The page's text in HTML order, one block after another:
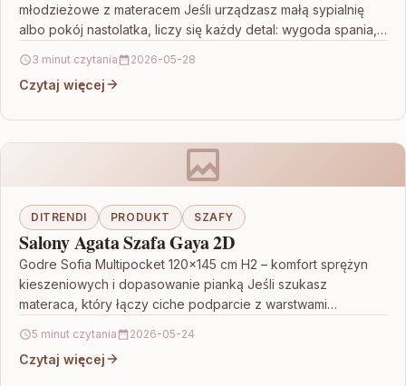
młodzieżowe z materacem Jeśli urządzasz małą sypialnię
albo pokój nastolatka, liczy się każdy detal: wygoda spania,
3 minut czytania 2026-05-28
Czytaj więcej
DITRENDI PRODUKT SZAFY
Salony Agata Szafa Gaya 2D
Godre Sofia Multipocket 120×145 cm H2 – komfort sprężyn
kieszeniowych i dopasowanie pianką Jeśli szukasz
materaca, który łączy ciche podparcie z warstwami
5 minut czytania 2026-05-24
Czytaj więcej